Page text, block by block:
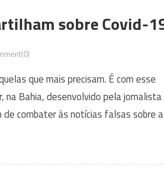
sobre Covid-
que mais precisam. É com esse
na Bahia, desenvolvido pela jornalista
combater às notícias falsas sobre a